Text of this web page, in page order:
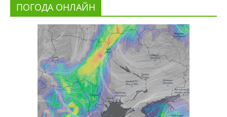
ПОГОДА ОНЛАЙН